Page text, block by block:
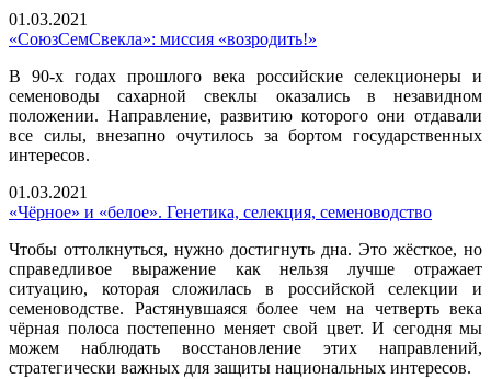
01.03.2021
«СоюзСемСвекла»: миссия «возродить!»
В 90-х годах прошлого века российские селекционеры и
семеноводы сахарной свеклы оказались в незавидном
положении. Направление, развитию которого они отдавали
все силы, внезапно очутилось за бортом государственных
интересов.
01.03.2021
«Чёрное» и «белое». Генетика, селекция, семеноводство
Чтобы оттолкнуться, нужно достигнуть дна. Это жёсткое, но
справедливое выражение как нельзя лучше отражает
ситуацию, которая сложилась в российской селекции и
семеноводстве. Растянувшаяся более чем на четверть века
чёрная полоса постепенно меняет свой цвет. И сегодня мы
можем наблюдать восстановление этих направлений,
стратегически важных для защиты национальных интересов.